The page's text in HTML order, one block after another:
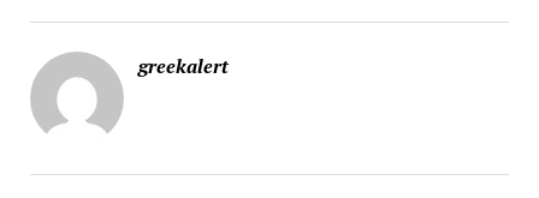
greekalert